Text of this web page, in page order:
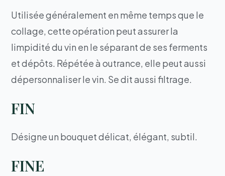
Utilisée généralement en même temps que le
collage, cette opération peut assurer la
limpidité du vin en le séparant de ses ferments
et dépôts. Répétée à outrance, elle peut aussi
dépersonnaliser le vin. Se dit aussi filtrage.
FIN
Désigne un bouquet délicat, élégant, subtil.
FINE